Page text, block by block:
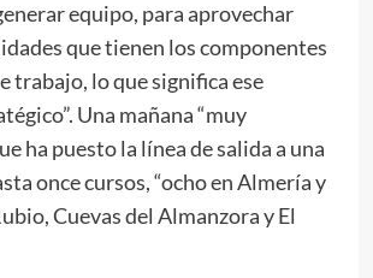
equipo, para aprovechar
que tienen los componentes
trabajo, lo que significa ese
Una mañana “muy
ha puesto la línea de salida a una
once cursos, “ocho en Almería y
Cuevas del Almanzora y El